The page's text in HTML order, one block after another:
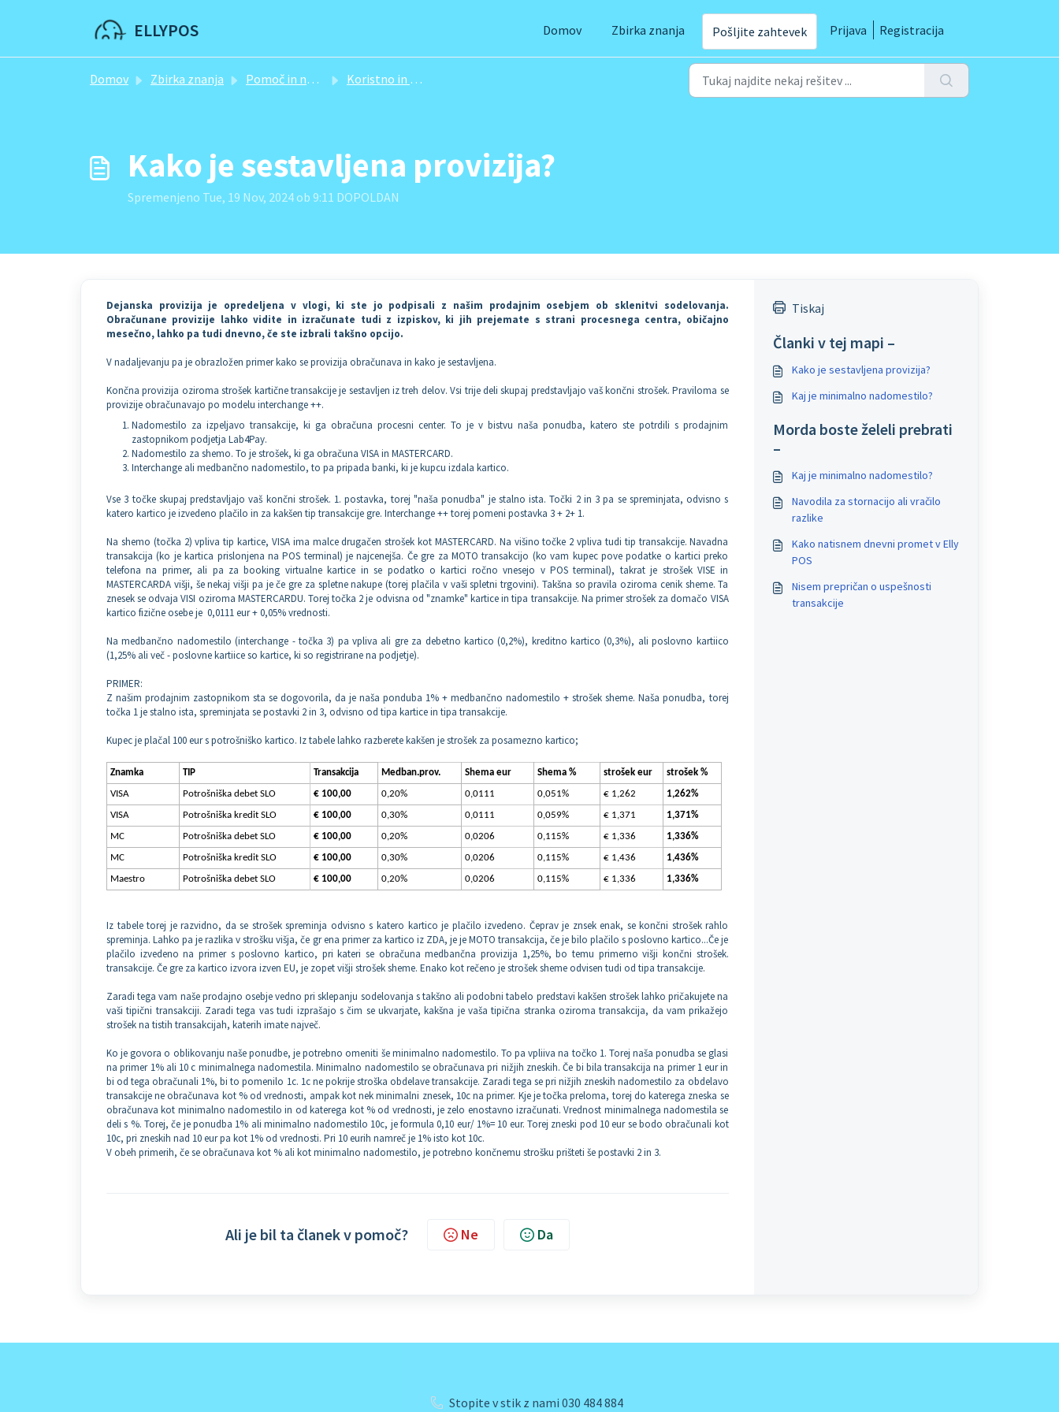
ELLYPOS Domov Zbirka znanja Pošljite zahtevek Prijava Registracija
Domov Zbirka znanja Pomoč in navodila Koristno in zanimivo
Kako je sestavljena provizija?
Spremenjeno Tue, 19 Nov, 2024 ob 9:11 DOPOLDAN
Dejanska provizija je opredeljena v vlogi, ki ste jo podpisali z našim prodajnim osebjem ob sklenitvi sodelovanja.
Obračunane provizije lahko vidite in izračunate tudi z izpiskov, ki jih prejemate s strani procesnega centra, običajno
mesečno, lahko pa tudi dnevno, če ste izbrali takšno opcijo.
V nadaljevanju pa je obrazložen primer kako se provizija obračunava in kako je sestavljena.
Končna provizija oziroma strošek kartične transakcije je sestavljen iz treh delov. Vsi trije deli skupaj predstavljajo vaš končni strošek. Praviloma se
provizije obračunavajo po modelu interchange ++.
Nadomestilo za izpeljavo transakcije, ki ga obračuna procesni center. To je v bistvu naša ponudba, katero ste potrdili s prodajnim
zastopnikom podjetja Lab4Pay.
Nadomestilo za shemo. To je strošek, ki ga obračuna VISA in MASTERCARD.
Interchange ali medbančno nadomestilo, to pa pripada banki, ki je kupcu izdala kartico.
Vse 3 točke skupaj predstavljajo vaš končni strošek. 1. postavka, torej "naša ponudba" je stalno ista. Točki 2 in 3 pa se spreminjata, odvisno s
katero kartico je izvedeno plačilo in za kakšen tip transakcije gre. Interchange ++ torej pomeni postavka 3 + 2+ 1.
Na shemo (točka 2) vpliva tip kartice, VISA ima malce drugačen strošek kot MASTERCARD. Na višino točke 2 vpliva tudi tip transakcije. Navadna
transakcija (ko je kartica prislonjena na POS terminal) je najcenejša. Če gre za MOTO transakcijo (ko vam kupec pove podatke o kartici preko
telefona na primer, ali pa za booking virtualne kartice in se podatko o kartici ročno vnesejo v POS terminal), takrat je strošek VISE in
MASTERCARDA višji, še nekaj višji pa je če gre za spletne nakupe (torej plačila v vaši spletni trgovini). Takšna so pravila oziroma cenik sheme. Ta
znesek se odvaja VISI oziroma MASTERCARDU. Torej točka 2 je odvisna od "znamke" kartice in tipa transakcije. Na primer strošek za domačo VISA
kartico fizične osebe je 0,0111 eur + 0,05% vrednosti.
Na medbančno nadomestilo (interchange - točka 3) pa vpliva ali gre za debetno kartico (0,2%), kreditno kartico (0,3%), ali poslovno kartiico
(1,25% ali več - poslovne kartiice so kartice, ki so registrirane na podjetje).
PRIMER:
Z našim prodajnim zastopnikom sta se dogovorila, da je naša ponduba 1% + medbančno nadomestilo + strošek sheme. Naša ponudba, torej
točka 1 je stalno ista, spreminjata se postavki 2 in 3, odvisno od tipa kartice in tipa transakcije.
Kupec je plačal 100 eur s potrošniško kartico. Iz tabele lahko razberete kakšen je strošek za posamezno kartico;
Znamka TIP Transakcija Medban.prov. Shema eur Shema % strošek eur strošek %
VISA Potrošniška debet SLO € 100,00 0,20% 0,0111 0,051% € 1,262 1,262%
VISA Potrošniška kredit SLO € 100,00 0,30% 0,0111 0,059% € 1,371 1,371%
MC Potrošniška debet SLO € 100,00 0,20% 0,0206 0,115% € 1,336 1,336%
MC Potrošniška kredit SLO € 100,00 0,30% 0,0206 0,115% € 1,436 1,436%
Maestro Potrošniška debet SLO € 100,00 0,20% 0,0206 0,115% € 1,336 1,336%
Iz tabele torej je razvidno, da se strošek spreminja odvisno s katero kartico je plačilo izvedeno. Čeprav je znsek enak, se končni strošek rahlo
spreminja. Lahko pa je razlika v strošku višja, če gr ena primer za kartico iz ZDA, je je MOTO transakcija, če je bilo plačilo s poslovno kartico...Če je
plačilo izvedeno na primer s poslovno kartico, pri kateri se obračuna medbančna provizija 1,25%, bo temu primerno višji končni strošek.
transakcije. Če gre za kartico izvora izven EU, je zopet višji strošek sheme. Enako kot rečeno je strošek sheme odvisen tudi od tipa transakcije.
Zaradi tega vam naše prodajno osebje vedno pri sklepanju sodelovanja s takšno ali podobni tabelo predstavi kakšen strošek lahko pričakujete na
vaši tipični transakciji. Zaradi tega vas tudi izprašajo s čim se ukvarjate, kakšna je vaša tipična stranka oziroma transakcija, da vam prikažejo
strošek na tistih transakcijah, katerih imate največ.
Ko je govora o oblikovanju naše ponudbe, je potrebno omeniti še minimalno nadomestilo. To pa vpliiva na točko 1. Torej naša ponudba se glasi
na primer 1% ali 10 c minimalnega nadomestila. Minimalno nadomestilo se obračunava pri nižjih zneskih. Če bi bila transakcija na primer 1 eur in
bi od tega obračunali 1%, bi to pomenilo 1c. 1c ne pokrije stroška obdelave transakcije. Zaradi tega se pri nižjih zneskih nadomestilo za obdelavo
transakcije ne obračunava kot % od vrednosti, ampak kot nek minimalni znesek, 10c na primer. Kje je točka preloma, torej do katerega zneska se
obračunava kot minimalno nadomestilo in od katerega kot % od vrednosti, je zelo enostavno izračunati. Vrednost minimalnega nadomestila se
deli s %. Torej, če je ponudba 1% ali minimalno nadomestilo 10c, je formula 0,10 eur/ 1%= 10 eur. Torej zneski pod 10 eur se bodo obračunali kot
10c, pri zneskih nad 10 eur pa kot 1% od vrednosti. Pri 10 eurih namreč je 1% isto kot 10c.
V obeh primerih, če se obračunava kot % ali kot minimalno nadomestilo, je potrebno končnemu strošku prišteti še postavki 2 in 3.
Ali je bil ta članek v pomoč? Ne Da
Tiskaj
Članki v tej mapi –
Kako je sestavljena provizija?
Kaj je minimalno nadomestilo?
Morda boste želeli prebrati
–
Kaj je minimalno nadomestilo?
Navodila za stornacijo ali vračilo
razlike
Kako natisnem dnevni promet v Elly
POS
Nisem prepričan o uspešnosti
transakcije
Stopite v stik z nami 030 484 884